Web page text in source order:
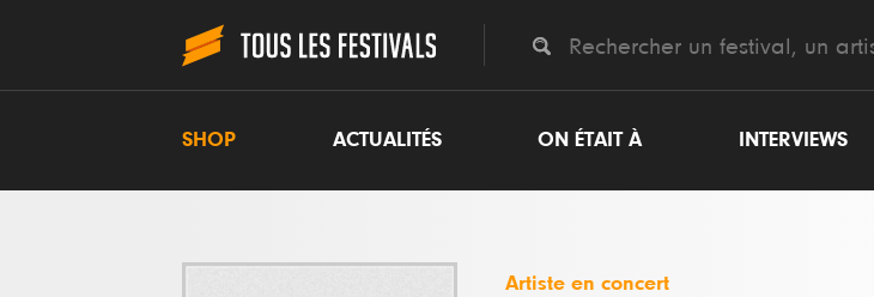
SHOP ACTUALITÉS ON ÉTAIT À INTERVIEWS
Artiste en concert